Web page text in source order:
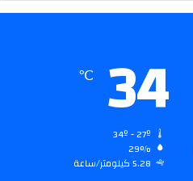
34
℃
29%
5.28 كيلومتر/ساعة